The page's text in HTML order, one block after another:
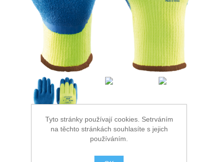
Ochrana proti pádu
Tyto stránky používají cookies. Setrváním
na těchto stránkách souhlasíte s jejich
používáním.